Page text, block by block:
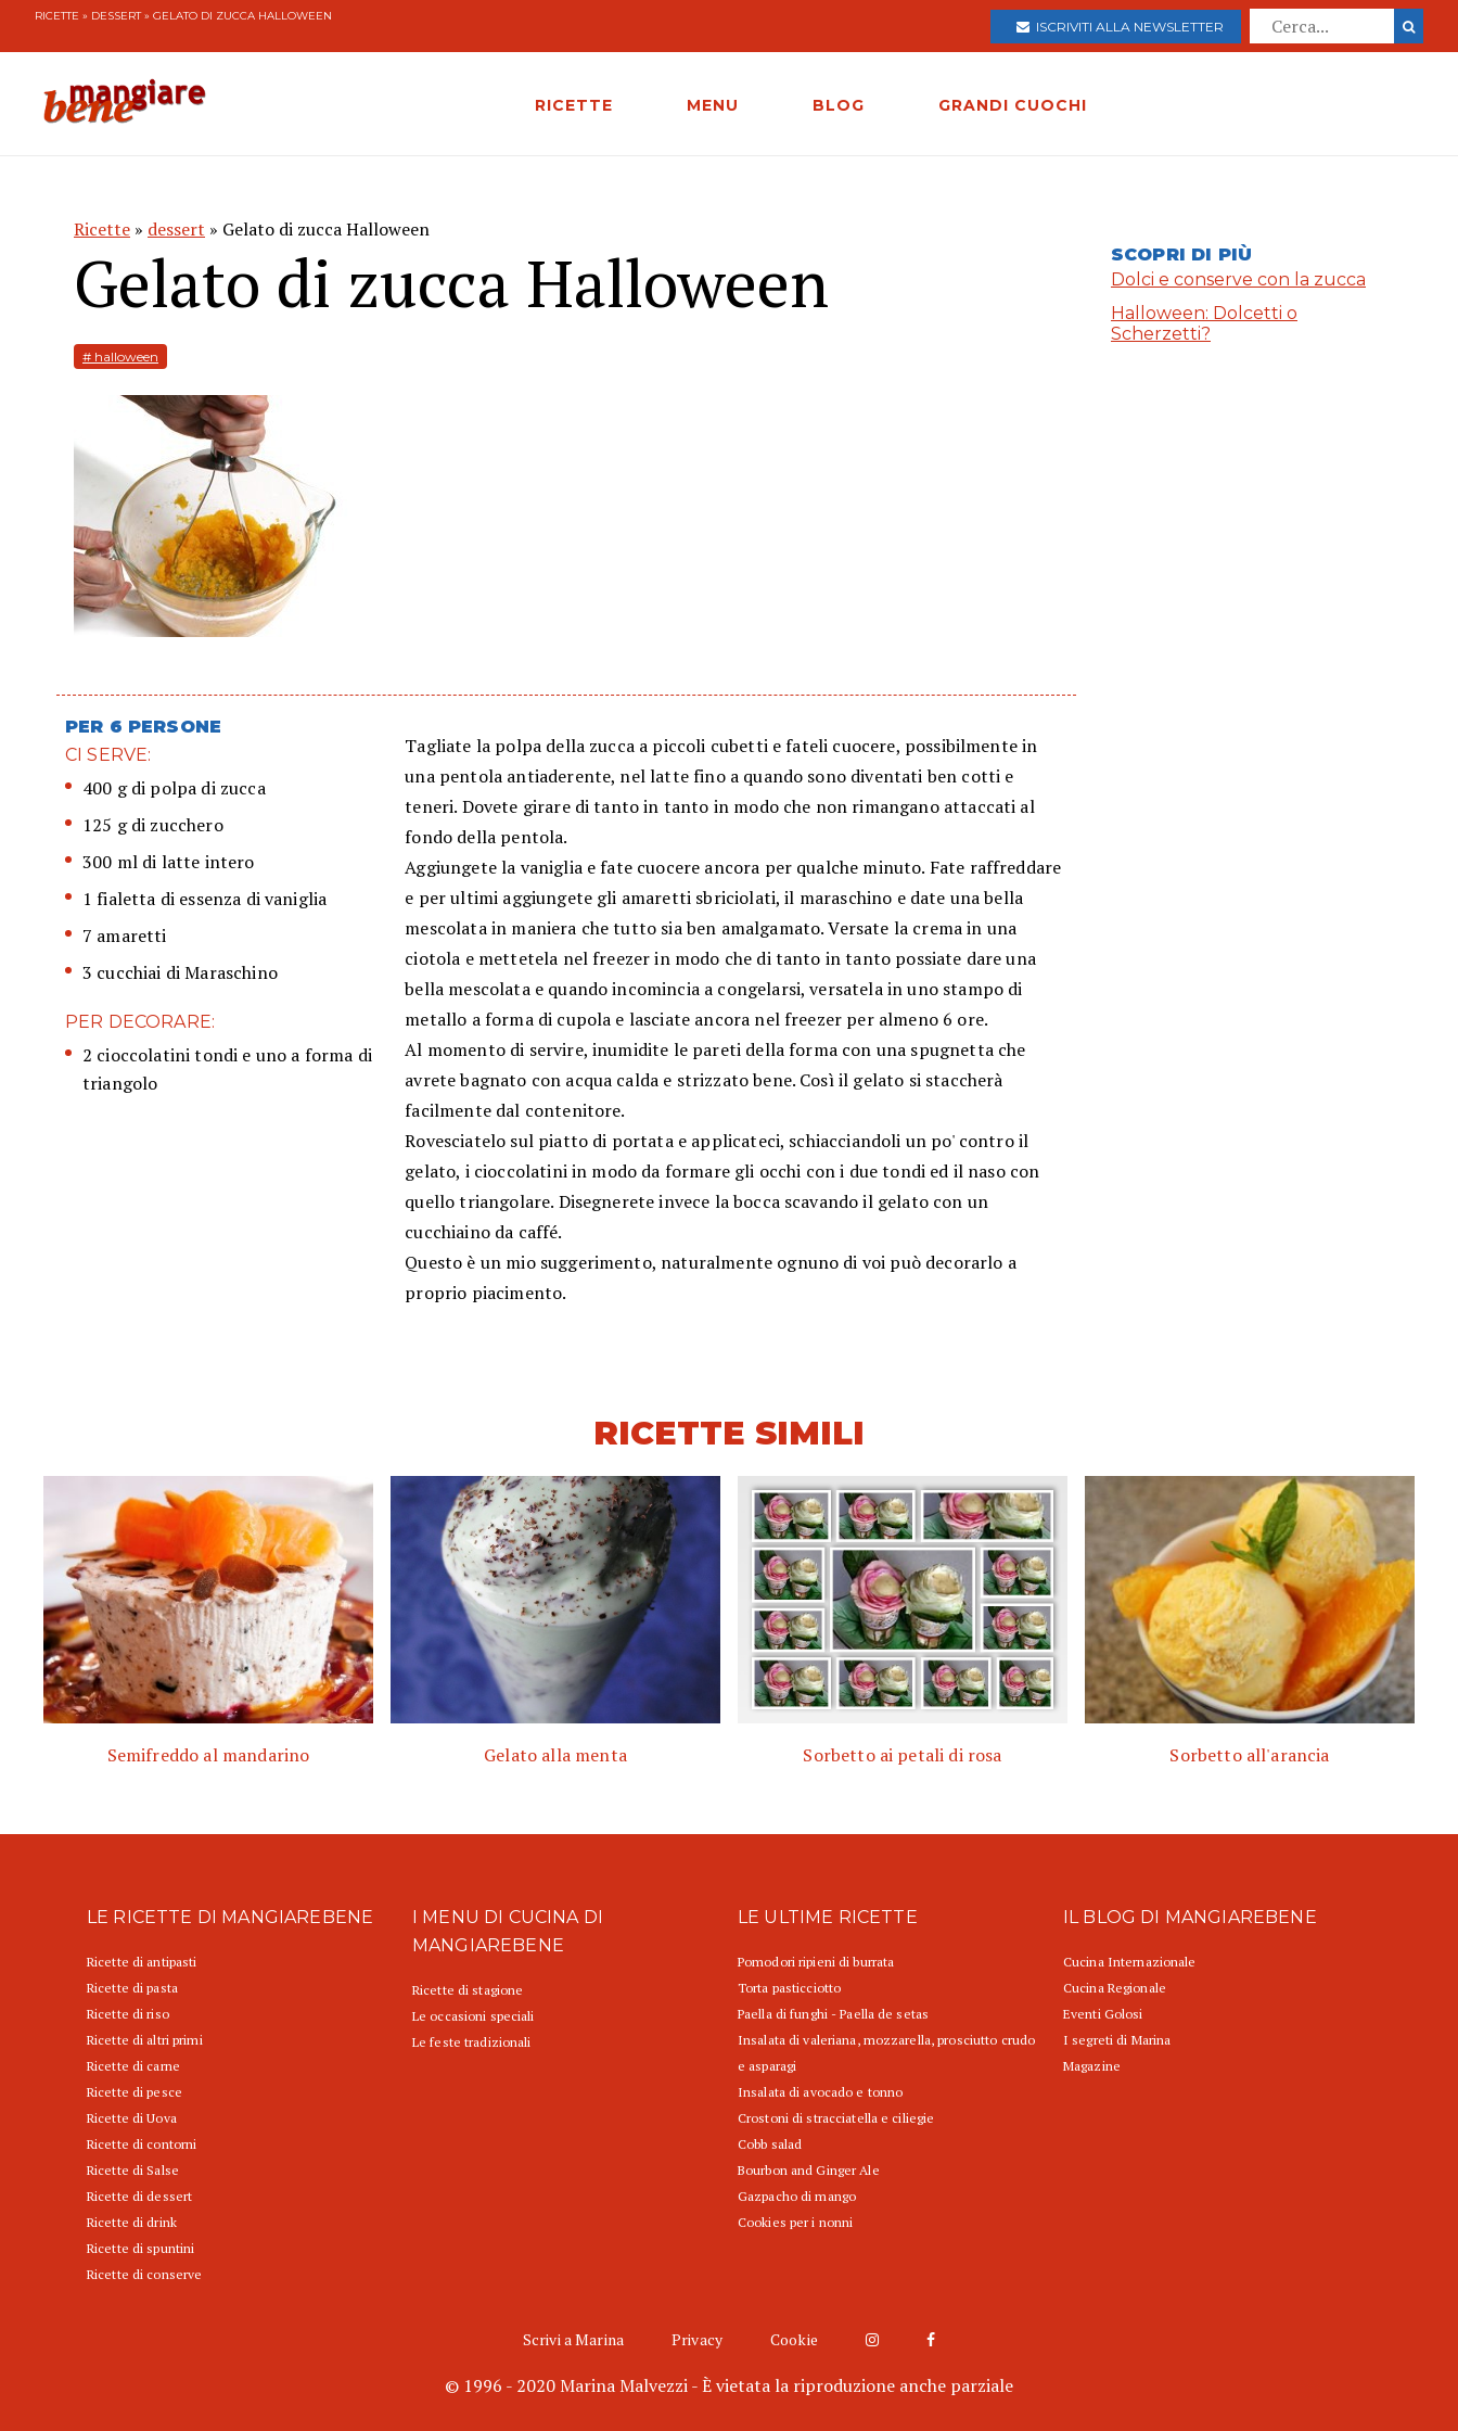
RICETTE » DESSERT» GELATO DI ZUCCA HALLOWEEN
ISCRIVITI ALLA NEWSLETTER
RICETTE MENU BLOG GRANDI CUOCHI
Ricette » dessert » Gelato di zucca Halloween
Gelato di zucca Halloween
# halloween
PER 6 PERSONE
CI SERVE:
400 g di polpa di zucca
125 g di zucchero
300 ml di latte intero
1 fialetta di essenza di vaniglia
7 amaretti
3 cucchiai di Maraschino
PER DECORARE:
2 cioccolatini tondi e uno a forma di
triangolo
Tagliate la polpa della zucca a piccoli cubetti e fateli cuocere, possibilmente in
una pentola antiaderente, nel latte fino a quando sono diventati ben cotti e
teneri. Dovete girare di tanto in tanto in modo che non rimangano attaccati al
fondo della pentola.
Aggiungete la vaniglia e fate cuocere ancora per qualche minuto. Fate raffreddare
e per ultimi aggiungete gli amaretti sbriciolati, il maraschino e date una bella
mescolata in maniera che tutto sia ben amalgamato. Versate la crema in una
ciotola e mettetela nel freezer in modo che di tanto in tanto possiate dare una
bella mescolata e quando incomincia a congelarsi, versatela in uno stampo di
metallo a forma di cupola e lasciate ancora nel freezer per almeno 6 ore.
Al momento di servire, inumidite le pareti della forma con una spugnetta che
avrete bagnato con acqua calda e strizzato bene. Così il gelato si staccherà
facilmente dal contenitore.
Rovesciatelo sul piatto di portata e applicateci, schiacciandoli un po' contro il
gelato, i cioccolatini in modo da formare gli occhi con i due tondi ed il naso con
quello triangolare. Disegnerete invece la bocca scavando il gelato con un
cucchiaino da caffé.
Questo è un mio suggerimento, naturalmente ognuno di voi può decorarlo a
proprio piacimento.
SCOPRI DI PIÙ
Dolci e conserve con la zucca
Halloween: Dolcetti o
Scherzetti?
RICETTE SIMILI
Semifreddo al mandarino Gelato alla menta Sorbetto ai petali di rosa Sorbetto all'arancia
LE RICETTE DI MANGIAREBENE
Ricette di antipasti
Ricette di pasta
Ricette di riso
Ricette di altri primi
Ricette di carne
Ricette di pesce
Ricette di Uova
Ricette di contorni
Ricette di Salse
Ricette di dessert
Ricette di drink
Ricette di spuntini
Ricette di conserve
I MENU DI CUCINA DI
MANGIAREBENE
Ricette di stagione
Le occasioni speciali
Le feste tradizionali
LE ULTIME RICETTE
Pomodori ripieni di burrata
Torta pasticciotto
Paella di funghi - Paella de setas
Insalata di valeriana, mozzarella, prosciutto crudo
e asparagi
Insalata di avocado e tonno
Crostoni di stracciatella e ciliegie
Cobb salad
Bourbon and Ginger Ale
Gazpacho di mango
Cookies per i nonni
IL BLOG DI MANGIAREBENE
Cucina Internazionale
Cucina Regionale
Eventi Golosi
I segreti di Marina
Magazine
Scrivi a Marina Privacy Cookie
© 1996 - 2020 Marina Malvezzi - È vietata la riproduzione anche parziale